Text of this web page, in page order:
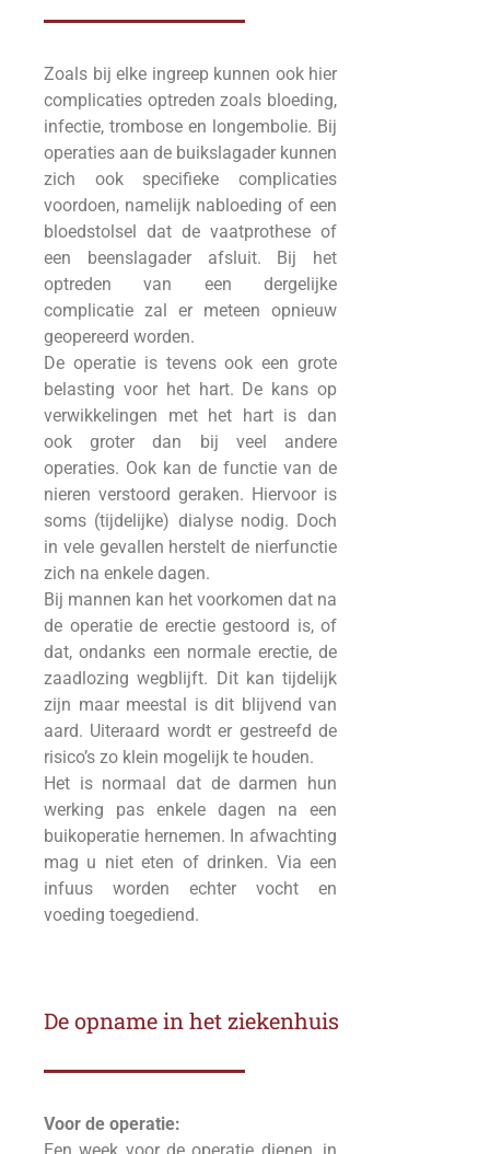
Zoals bij elke ingreep kunnen ook hier
complicaties optreden zoals bloeding,
infectie, trombose en longembolie. Bij
operaties aan de buikslagader kunnen
zich ook specifieke complicaties
voordoen, namelijk nabloeding of een
bloedstolsel dat de vaatprothese of
een beenslagader afsluit. Bij het
optreden van een dergelijke
complicatie zal er meteen opnieuw
geopereerd worden.
De operatie is tevens ook een grote
belasting voor het hart. De kans op
verwikkelingen met het hart is dan
ook groter dan bij veel andere
operaties. Ook kan de functie van de
nieren verstoord geraken. Hiervoor is
soms (tijdelijke) dialyse nodig. Doch
in vele gevallen herstelt de nierfunctie
zich na enkele dagen.
Bij mannen kan het voorkomen dat na
de operatie de erectie gestoord is, of
dat, ondanks een normale erectie, de
zaadlozing wegblijft. Dit kan tijdelijk
zijn maar meestal is dit blijvend van
aard. Uiteraard wordt er gestreefd de
risico’s zo klein mogelijk te houden.
Het is normaal dat de darmen hun
werking pas enkele dagen na een
buikoperatie hernemen. In afwachting
mag u niet eten of drinken. Via een
infuus worden echter vocht en
voeding toegediend.
De opname in het ziekenhuis
Voor de operatie: